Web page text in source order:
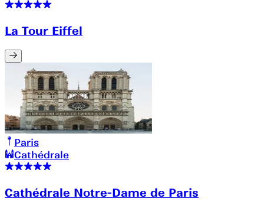
La Tour Eiffel
Paris
Cathédrale
Cathédrale Notre-Dame de Paris